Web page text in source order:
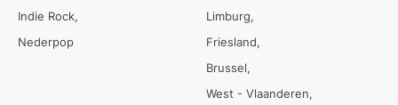
Indie Rock
Nederpop
Limburg
Friesland
Brussel
West - Vlaanderen